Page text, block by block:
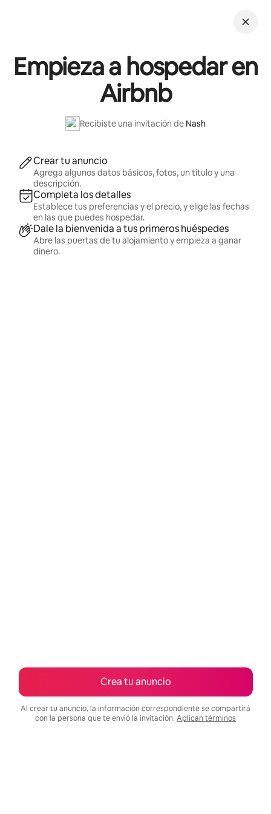
Empieza a hospedar en
Airbnb
Recibiste una invitación de Nash
Crear tu anuncio
Agrega algunos datos básicos, fotos, un título y una
descripción.
Completa los detalles
Establece tus preferencias y el precio, y elige las fechas
en las que puedes hospedar.
Dale la bienvenida a tus primeros huéspedes
Abre las puertas de tu alojamiento y empieza a ganar
dinero.
Crea tu anuncio
Al crear tu anuncio, la información correspondiente se compartirá
con la persona que te envió la invitación. Aplican términos